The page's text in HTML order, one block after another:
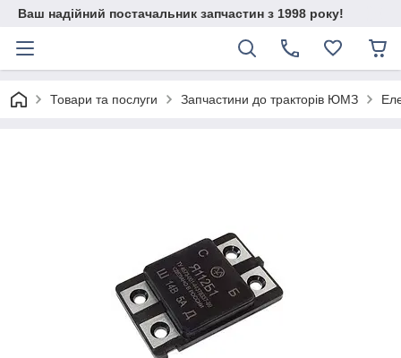
Ваш надійний постачальник запчастин з 1998 року!
Товари та послуги Запчастини до тракторів ЮМЗ